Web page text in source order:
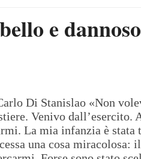
e
Di Stanislao «Non
Venivo dall’esercito.
La mia infanzia è stata
una cosa miracolosa: